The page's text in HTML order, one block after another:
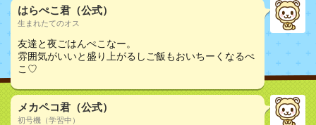
はらぺこ君（公式）
生まれたてのオス
友達と夜ごはんぺこなー。
雰囲気がいいと盛り上がるしご飯もおいちーくなるぺ
こ♡
メカペコ君（公式）
初号機（学習中）